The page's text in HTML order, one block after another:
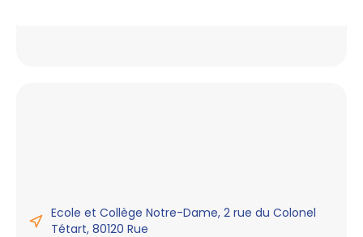
Ecole et Collège Notre-Dame, 2 rue du Colonel
Tétart, 80120 Rue